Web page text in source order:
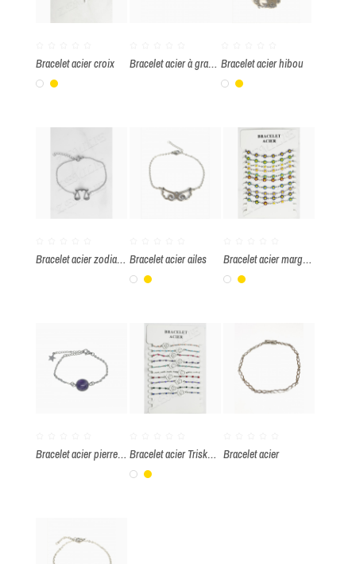
Bracelet acier croix
Blanc
Or
Bracelet acier à graver Bracelet acier hibou
Blanc
Or
Bracelet acier zodiaque Balance Bracelet acier ailes
Blanc
Or
Bracelet acier marguerite couleur par paquet de 10 pièces
Blanc
Or
Bracelet acier pierre améthyste Bracelet acier Triskell émaillé couleur par paquet de 10 pièces
Blanc
Or
Bracelet acier